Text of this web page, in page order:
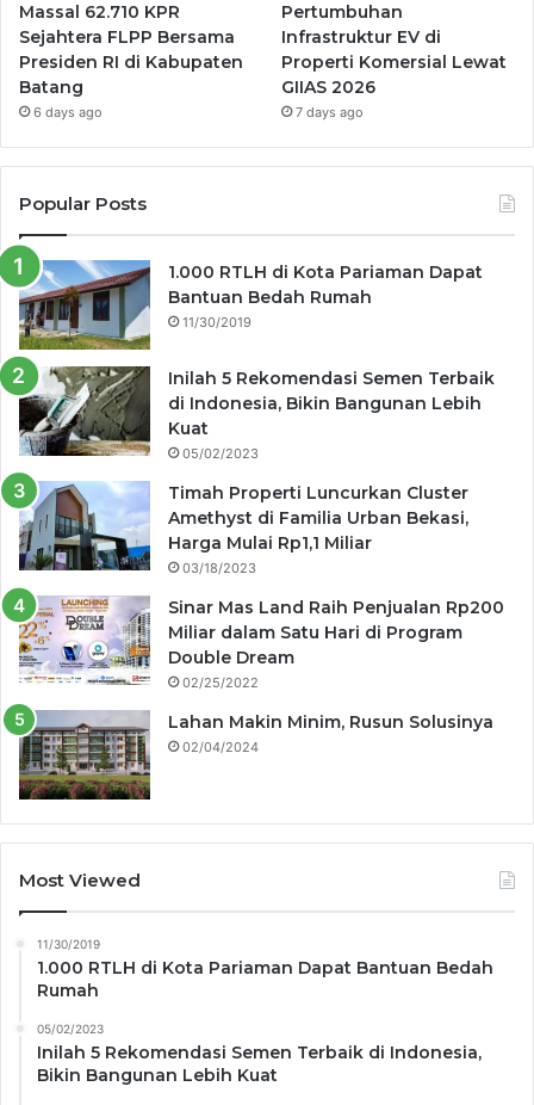
Massal 62.710 KPR
Sejahtera FLPP Bersama
Presiden RI di Kabupaten
Batang
6 days ago
Pertumbuhan
Infrastruktur EV di
Properti Komersial Lewat
GIIAS 2026
7 days ago
Popular Posts
1.000 RTLH di Kota Pariaman Dapat
Bantuan Bedah Rumah
11/30/2019
Inilah 5 Rekomendasi Semen Terbaik
di Indonesia, Bikin Bangunan Lebih
Kuat
05/02/2023
Timah Properti Luncurkan Cluster
Amethyst di Familia Urban Bekasi,
Harga Mulai Rp1,1 Miliar
03/18/2023
Sinar Mas Land Raih Penjualan Rp200
Miliar dalam Satu Hari di Program
Double Dream
02/25/2022
Lahan Makin Minim, Rusun Solusinya
02/04/2024
Most Viewed
11/30/2019
1.000 RTLH di Kota Pariaman Dapat Bantuan Bedah
Rumah
05/02/2023
Inilah 5 Rekomendasi Semen Terbaik di Indonesia,
Bikin Bangunan Lebih Kuat